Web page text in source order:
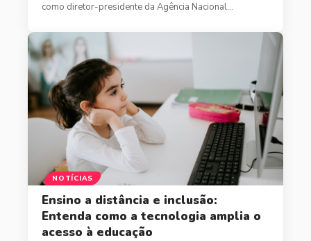
como diretor-presidente da Agência Nacional…
NOTÍCIAS
Ensino a distância e inclusão:
Entenda como a tecnologia amplia o
acesso à educação